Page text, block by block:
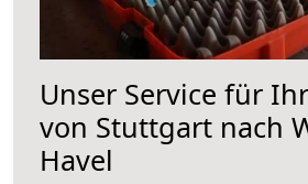
Unser Service für
von Stuttgart nach
Havel